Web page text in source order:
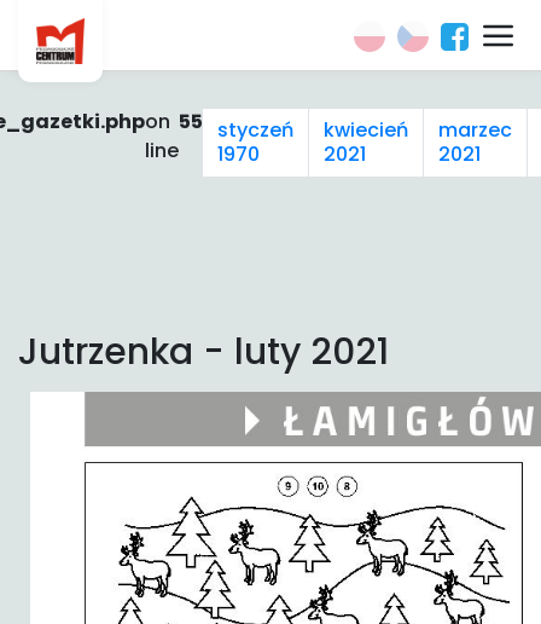
on
line
55
styczeń
1970
kwiecień
2021
marzec
2021
Jutrzenka - luty 2021